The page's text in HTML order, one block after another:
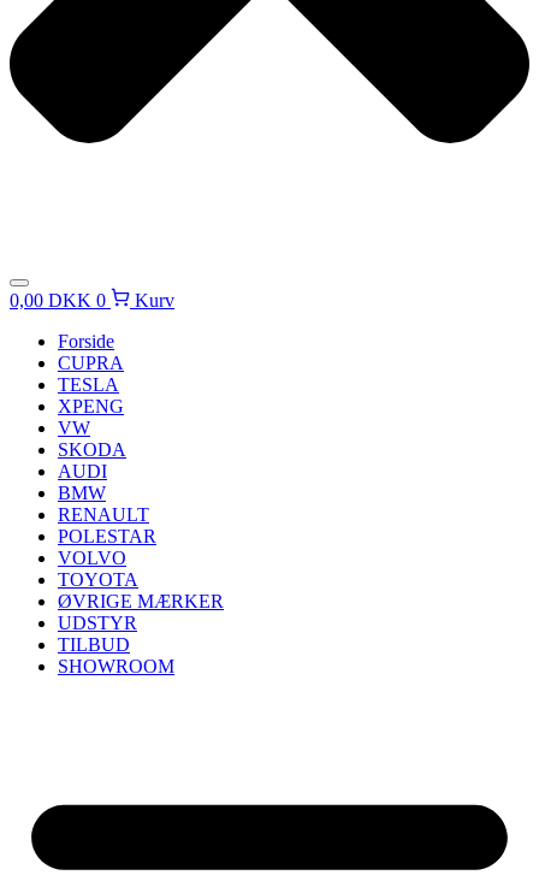
0,00 DKK 0
Kurv
Forside
CUPRA
TESLA
XPENG
VW
SKODA
AUDI
BMW
RENAULT
POLESTAR
VOLVO
TOYOTA
ØVRIGE MÆRKER
UDSTYR
TILBUD
SHOWROOM